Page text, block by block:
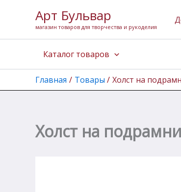
содержимому
Арт Бульвар
магазин товаров для творчества и рукоделия
Каталог товаров
Главная Товары Холст на
Холст на
товара
Холст
Малевичъ,
гр,
20х20